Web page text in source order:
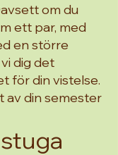
om du
ett par, med
en större
dig det
för din vistelse.
av din semester